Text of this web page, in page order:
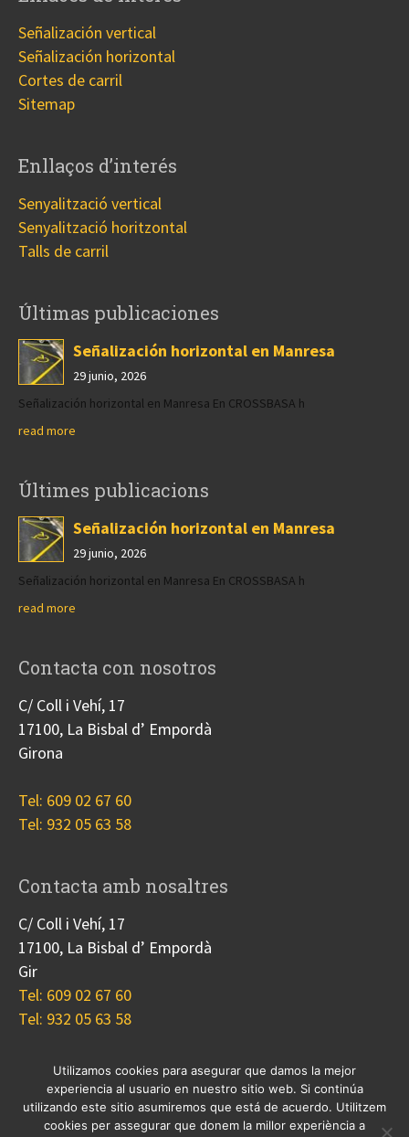
Señalización vertical
Señalización horizontal
Cortes de carril
Sitemap
Enllaços d’interés
Senyalització vertical
Senyalització horitzontal
Talls de carril
Últimas publicaciones
Señalización horizontal en Manresa
29 junio, 2026
Señalización horizontal en Manresa En CROSSBASA h
read more
Últimes publicacions
Señalización horizontal en Manresa
29 junio, 2026
Señalización horizontal en Manresa En CROSSBASA h
read more
Contacta con nosotros
C/ Coll i Vehí, 17
17100, La Bisbal d’ Empordà
Girona
Tel: 609 02 67 60
Tel: 932 05 63 58
Contacta amb nosaltres
C/ Coll i Vehí, 17
17100, La Bisbal d’ Empordà
Gir
Tel: 609 02 67 60
Tel: 932 05 63 58
Nosotros Proyectos Blog
Contacto
Cookies
Utilizamos cookies para asegurar que damos la mejor
experiencia al usuario en nuestro sitio web. Si continúa
utilizando este sitio asumiremos que está de acuerdo. Utilitzem
cookies per assegurar que donem la millor experiència a